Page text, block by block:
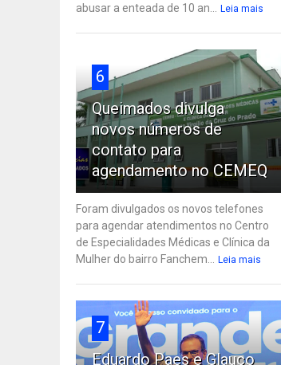
abusar a enteada de 10 an...
Leia mais
6
Queimados divulga
novos números de
contato para
agendamento no CEMEQ
Foram divulgados os novos telefones
para agendar atendimentos no Centro
de Especialidades Médicas e Clínica da
Mulher do bairro Fanchem...
Leia mais
7
Eduardo Paes e Glauco